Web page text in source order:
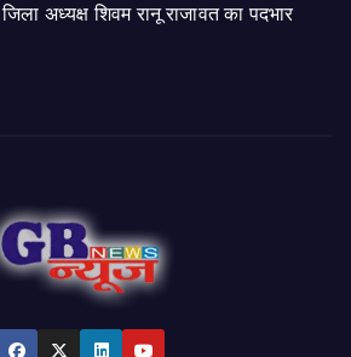
अध्यक्ष शिवम रानू राजावत का पदभार